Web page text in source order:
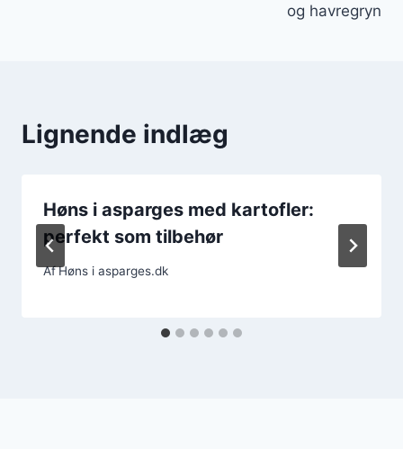
og havregryn
Lignende indlæg
Høns i asparges med kartofler:
perfekt som tilbehør
AfHøns i asparges.dk